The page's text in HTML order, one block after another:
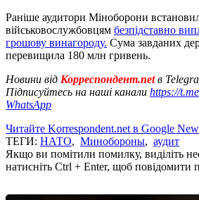
Раніше аудитори Міноборони
військовослужбовцям безпідставно
грошову винагороду. Сума завданих
перевищила 180 млн гривень.
Новини від Корреспондент.netв
Підписуйтесь на наші канали https://
WhatsApp
Читайте Korrespondent.net в Google
ТЕГИ: НАТО, Минобороны, аудит
Якщо ви помітили помилку, виділіть
натисніть Ctrl + Enter, щоб повідомити